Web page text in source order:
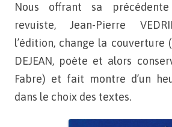
Nous offrant sa
revuiste, Jean-Pierre
l’édition, change la couverture
DEJEAN, poète et alors
Fabre) et fait montre d’un
dans le choix des textes.